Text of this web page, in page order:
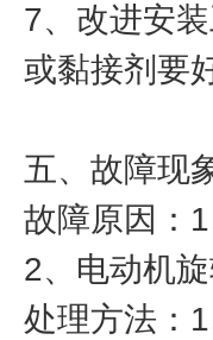
7、改进安
或黏接剂要
五、故障现
故障原因：
2、电动机旋
处理方法：